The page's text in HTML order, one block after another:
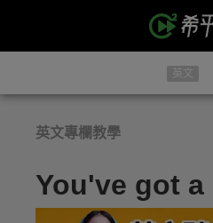
英文
英文專欄教學
You've got a